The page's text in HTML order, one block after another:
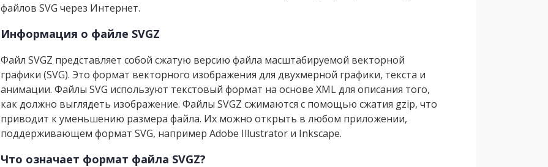
файлов SVG через Интернет.
Информация о файле SVGZ
Файл SVGZ представляет собой сжатую версию файла масштабируемой векторной
графики (SVG). Это формат векторного изображения для двухмерной графики, текста и
анимации. Файлы SVG используют текстовый формат на основе XML для описания того,
как должно выглядеть изображение. Файлы SVGZ сжимаются с помощью сжатия gzip, что
приводит к уменьшению размера файла. Их можно открыть в любом приложении,
поддерживающем формат SVG, например Adobe Illustrator и Inkscape.
Что означает формат файла SVGZ?